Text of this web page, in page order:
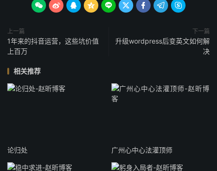
        
上一篇
1年来的抖音运营，这些坑价值
上百万
下一篇
升级wordpress后变英文如何解
决
相关推荐
论归处 广州心中心法灌顶师